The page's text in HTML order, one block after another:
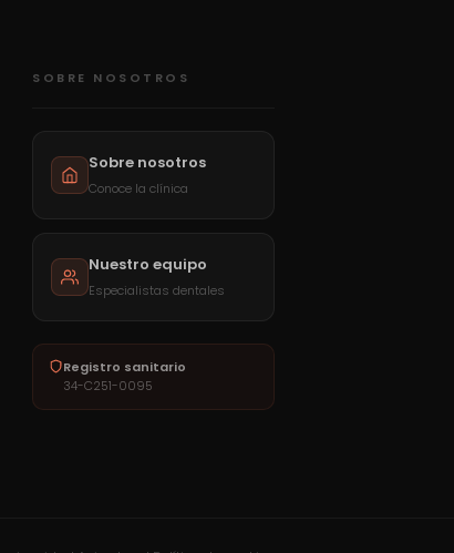
SOBRE NOSOTROS
Sobre nosotros
Conoce la clínica
Nuestro equipo
Especialistas dentales
Registro sanitario
34-C251-0095